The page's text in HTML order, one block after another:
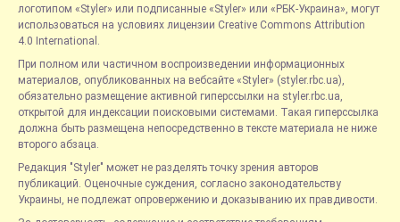
логотипом «Styler» или подписанные «Styler» или «РБК-Украина», могут
использоваться на условиях лицензии Creative Commons Attribution
4.0 International.
При полном или частичном воспроизведении информационных
материалов, опубликованных на вебсайте «Styler» (styler.rbc.ua),
обязательно размещение активной гиперссылки на styler.rbc.ua,
открытой для индексации поисковыми системами. Такая гиперссылка
должна быть размещена непосредственно в тексте материала не ниже
второго абзаца.
Редакция "Styler" может не разделять точку зрения авторов
публикаций. Оценочные суждения, согласно законодательству
Украины, не подлежат опровержению и доказыванию их правдивости.